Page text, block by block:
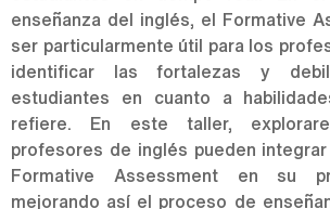
enseñanza del inglés, el Formative
ser particularmente útil para los
identificar las fortalezas y
estudiantes en cuanto a
refiere. En este taller,
profesores de inglés pueden
Formative Assessment en su
mejorando así el proceso de